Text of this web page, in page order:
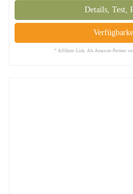
Details, Test,
* Affiliate-Link. Als Amazon-Partner